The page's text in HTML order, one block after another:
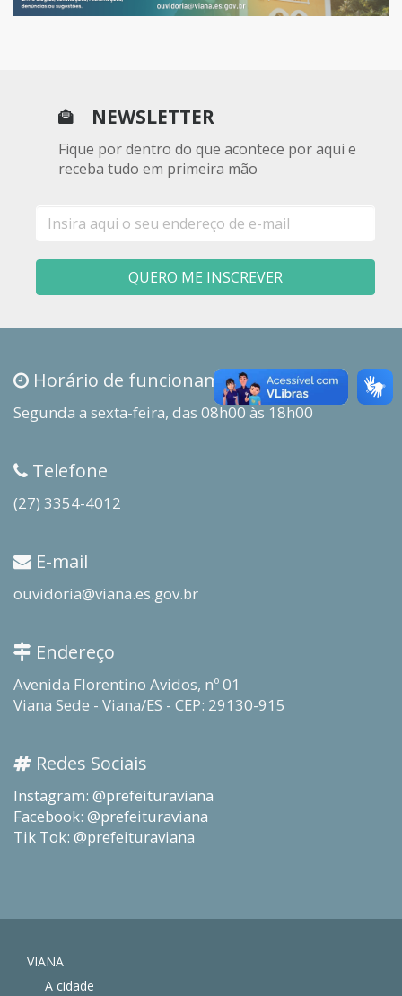
NEWSLETTER
Fique por dentro do que acontece por aqui e
receba tudo em primeira mão
mail
QUERO ME INSCREVER
Horário de funcionamento
Segunda a sexta-feira, das 08h00 às 18h00
Telefone
(27) 3354-4012
E-mail
ouvidoria@viana.es.gov.br
Endereço
Avenida Florentino Avidos, nº 01
Viana Sede - Viana/ES - CEP: 29130-915
Redes Sociais
Instagram: @prefeituraviana
Facebook: @prefeituraviana
Tik Tok: @prefeituraviana
VIANA
A cidade